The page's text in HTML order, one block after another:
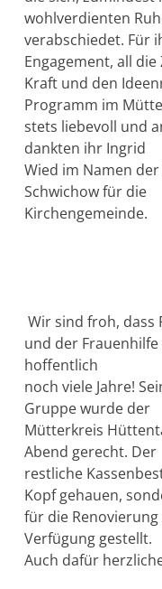
wohlverdienten
verabschiedet. Für
Engagement, all die
Kraft und den
Programm im
stets liebevoll und
dankten ihr Ingrid
Wied im Namen
Schwichow für die
Kirchengemeinde.
Wir sind froh, dass
und der
hoffentlich
noch viele Jahre!
Gruppe wurde der
Mütterkreis
Abend gerecht. Der
restliche
Kopf gehauen,
für die
Verfügung gestellt.
Auch dafür